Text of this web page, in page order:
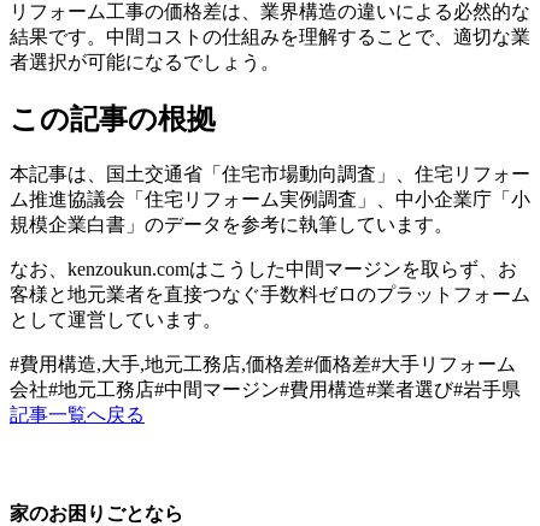
リフォーム工事の価格差は、業界構造の違いによる必然的な
結果です。中間コストの仕組みを理解することで、適切な業
者選択が可能になるでしょう。
この記事の根拠
本記事は、国土交通省「住宅市場動向調査」、住宅リフォー
ム推進協議会「住宅リフォーム実例調査」、中小企業庁「小
規模企業白書」のデータを参考に執筆しています。
なお、kenzoukun.comはこうした中間マージンを取らず、お
客様と地元業者を直接つなぐ手数料ゼロのプラットフォーム
として運営しています。
#費用構造,大手,地元工務店,価格差#価格差#大手リフォーム
会社#地元工務店#中間マージン#費用構造#業者選び#岩手県
記事一覧へ戻る
家のお困りごとなら